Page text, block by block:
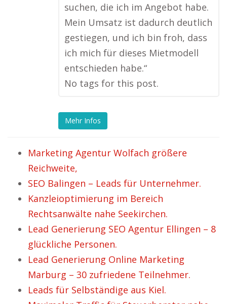
suchen, die ich im Angebot habe.
Mein Umsatz ist dadurch deutlich
gestiegen, und ich bin froh, dass
ich mich für dieses Mietmodell
entschieden habe.“
No tags for this post.
Mehr Infos
Marketing Agentur Wolfach größere
Reichweite,
SEO Balingen – Leads für Unternehmer.
Kanzleioptimierung im Bereich
Rechtsanwälte nahe Seekirchen.
Lead Generierung SEO Agentur Ellingen – 8
glückliche Personen.
Lead Generierung Online Marketing
Marburg – 30 zufriedene Teilnehmer.
Leads für Selbständige aus Kiel.